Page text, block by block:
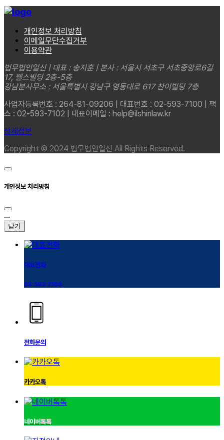
개인정보 처리방침
이메일무단수집거부
이용약관
법무법인일신 | 대표 : 송지훈 | 본사 : 서울시 서초구 서초중앙로6길
17, 웰스빌딩 2층-5층
강남분사무소 : 서울특별시 강남구 영동대로 617 찬이빌딩 7층
사업자등록번호 : 264-81-09206 | 대표번호 : 02-593-7100 | 팩
스 : 02-593-7102 | 대표이메일 : help@ilshinlaw.kr
상세정보
Copyright © 2024 법무법인일신 All Rights Reserved.
개인정보 처리방침
...
닫기
대표전화
02-593-7100
전화문의
카카오톡
네이버톡톡